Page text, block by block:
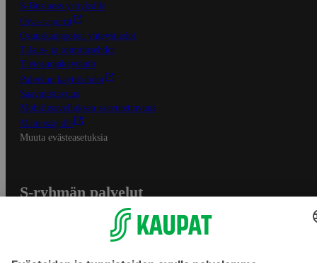
S-Business yrityksille
Oiva-raportit
Osuuskauppojen yhteystiedot
Tilaus- ja toimitusehdot
Tietosuojakäytäntö
Palvelun käyttöehdot
Saavutettavuus
Mobiilisovelluksen saavutettavuus
Mainostajalle
Muuta evästeasetuksia
S-ryhmän palvelut